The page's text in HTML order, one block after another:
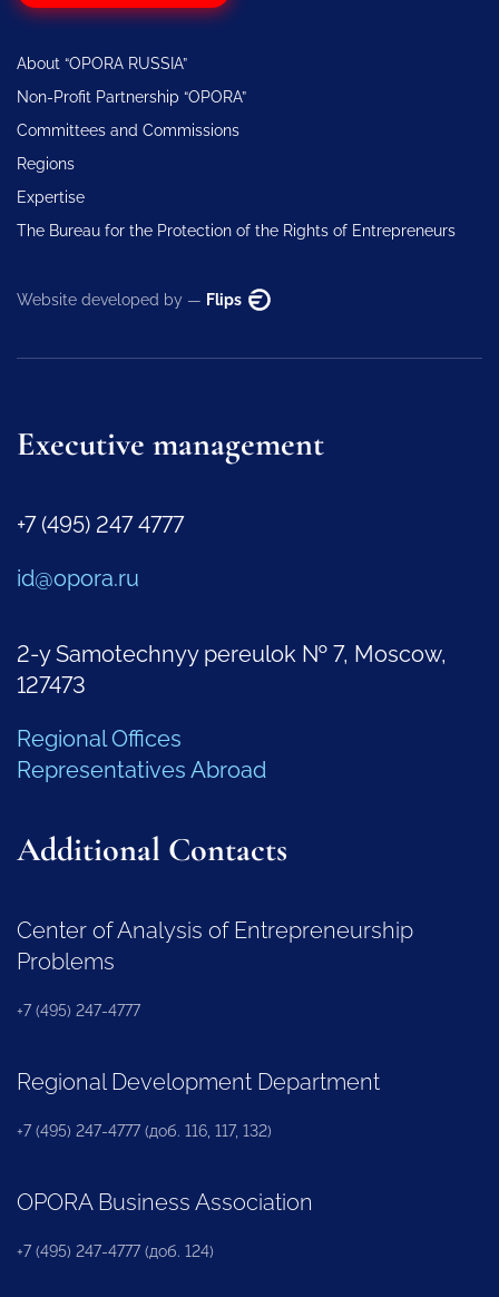
About “OPORA RUSSIA”
Non-Profit Partnership “OPORA”
Committees and Commissions
Regions
Expertise
The Bureau for the Protection of the Rights of Entrepreneurs
Website developed by — Flips
Executive management
+7 (495) 247 4777
id@opora.ru
2-y Samotechnyy pereulok № 7, Moscow,
127473
Regional Offices
Representatives Abroad
Additional Contacts
Center of Analysis of Entrepreneurship
Problems
+7 (495) 247-4777
Regional Development Department
+7 (495) 247-4777 (доб. 116, 117, 132)
OPORA Business Association
+7 (495) 247-4777 (доб. 124)